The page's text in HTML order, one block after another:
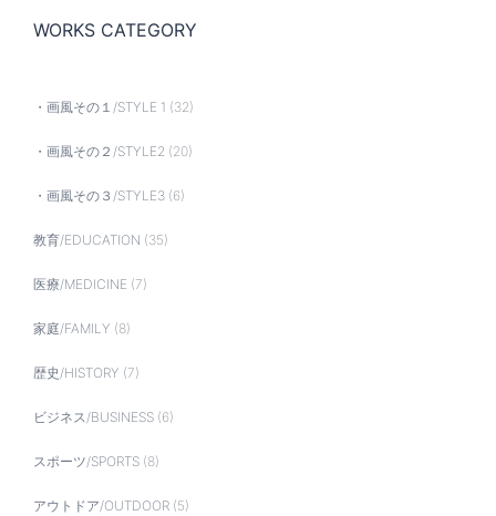
WORKS CATEGORY
・画風その１/STYLE 1 (32)
・画風その２/STYLE2 (20)
・画風その３/STYLE3 (6)
教育/EDUCATION (35)
医療/MEDICINE (7)
家庭/FAMILY (8)
歴史/HISTORY (7)
ビジネス/BUSINESS (6)
スポーツ/SPORTS (8)
アウトドア/OUTDOOR (5)